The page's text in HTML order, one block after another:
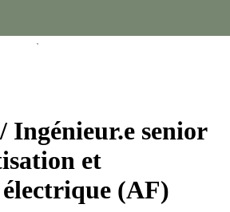
Ingénieur.e senior
et
(AF)